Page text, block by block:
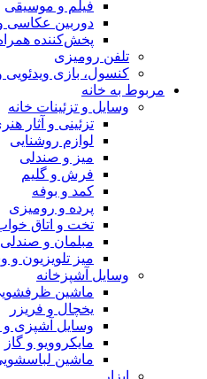
فیلم و موسیقی
دوربین عکاسی و
پخش‌کننده همراه
تلفن رومیزی
کنسول، بازی‌ ویدئویی و
مربوط به خانه
وسایل و تزئینات خانه
تزئینی و آثار
لوازم روشنایی
میز و صندلی
فرش و گلیم
کمد و بوفه
پرده و رومیزی
تخت و اتاق
مبلمان و صندلی
میز تلویزیون
وسایل آشپزخانه
ماشین
یخچال و فریزر
وسایل آشپزی و
مایکروویو و گاز
ماشین